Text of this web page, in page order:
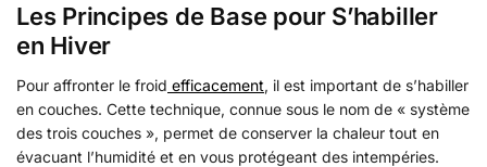
Les Principes de Base pour S’habiller
en Hiver
Pour affronter le froid efficacement, il est important de s’habiller
en couches. Cette technique, connue sous le nom de « système
des trois couches », permet de conserver la chaleur tout en
évacuant l’humidité et en vous protégeant des intempéries.